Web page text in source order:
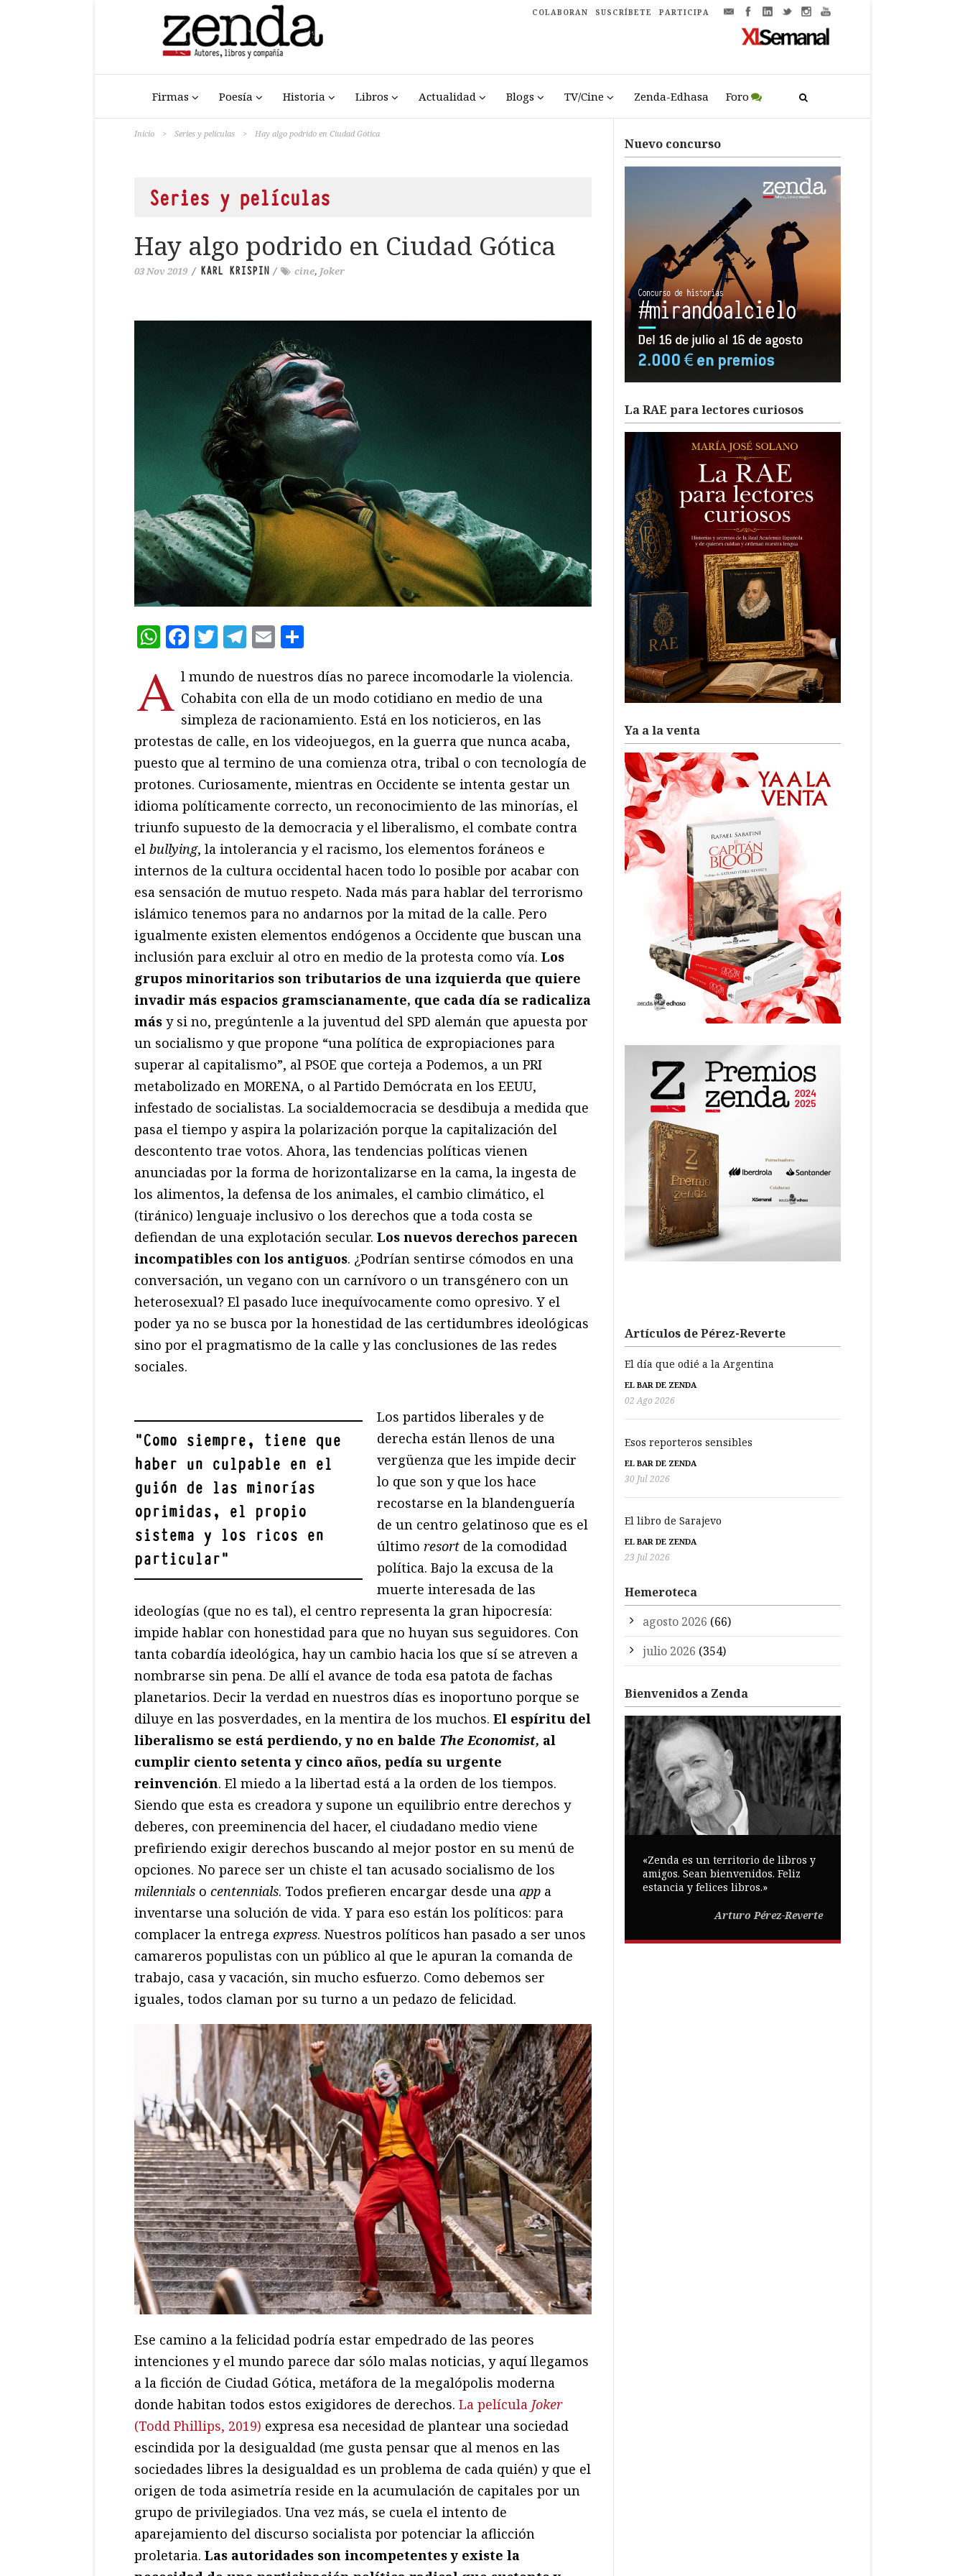
COLABORAN SUSCRÍBETE PARTICIPA
Firmas Poesía Historia Libros Actualidad Blogs TV/Cine Zenda-Edhasa Foro
Inicio > Series y películas > Hay algo podrido en Ciudad Gótica
Series y películas
Hay algo podrido en Ciudad Gótica
03 Nov 2019 / KARL KRISPIN / cine, Joker
WhatsApp
Facebook
Twitter
Telegram
Email
A l mundo de nuestros días no parece incomodarle la violencia.
Cohabita con ella de un modo cotidiano en medio de una
simpleza de racionamiento. Está en los noticieros, en las
protestas de calle, en los videojuegos, en la guerra que nunca acaba,
puesto que al termino de una comienza otra, tribal o con tecnología de
protones. Curiosamente, mientras en Occidente se intenta gestar un
idioma políticamente correcto, un reconocimiento de las minorías, el
triunfo supuesto de la democracia y el liberalismo, el combate contra
el bullying, la intolerancia y el racismo, los elementos foráneos e
internos de la cultura occidental hacen todo lo posible por acabar con
esa sensación de mutuo respeto. Nada más para hablar del terrorismo
islámico tenemos para no andarnos por la mitad de la calle. Pero
igualmente existen elementos endógenos a Occidente que buscan una
inclusión para excluir al otro en medio de la protesta como vía. Los
grupos minoritarios son tributarios de una izquierda que quiere
invadir más espacios gramscianamente, que cada día se radicaliza
más y si no, pregúntenle a la juventud del SPD alemán que apuesta por
un socialismo y que propone “una política de expropiaciones para
superar al capitalismo”, al PSOE que corteja a Podemos, a un PRI
metabolizado en MORENA, o al Partido Demócrata en los EEUU,
infestado de socialistas. La socialdemocracia se desdibuja a medida que
pasa el tiempo y aspira la polarización porque la capitalización del
descontento trae votos. Ahora, las tendencias políticas vienen
anunciadas por la forma de horizontalizarse en la cama, la ingesta de
los alimentos, la defensa de los animales, el cambio climático, el
(tiránico) lenguaje inclusivo o los derechos que a toda costa se
defiendan de una explotación secular. Los nuevos derechos parecen
incompatibles con los antiguos. ¿Podrían sentirse cómodos en una
conversación, un vegano con un carnívoro o un transgénero con un
heterosexual? El pasado luce inequívocamente como opresivo. Y el
poder ya no se busca por la honestidad de las certidumbres ideológicas
sino por el pragmatismo de la calle y las conclusiones de las redes
sociales.
"Como siempre, tiene que
haber un culpable en el
guión de las minorías
oprimidas, el propio
sistema y los ricos en
particular"
Los partidos liberales y de
derecha están llenos de una
vergüenza que les impide decir
lo que son y que los hace
recostarse en la blandenguería
de un centro gelatinoso que es el
últimoresort de la comodidad
política. Bajo la excusa de la
muerte interesada de las
ideologías (que no es tal), el centro representa la gran hipocresía:
impide hablar con honestidad para que no huyan sus seguidores. Con
tanta cobardía ideológica, hay un cambio hacia los que sí se atreven a
nombrarse sin pena. De allí el avance de toda esa patota de fachas
planetarios. Decir la verdad en nuestros días es inoportuno porque se
diluye en las posverdades, en la mentira de los muchos. El espíritu del
liberalismo se está perdiendo, y no en balde The Economist, al
cumplir ciento setenta y cinco años, pedía su urgente
reinvención. El miedo a la libertad está a la orden de los tiempos.
Siendo que esta es creadora y supone un equilibrio entre derechos y
deberes, con preeminencia del hacer, el ciudadano medio viene
prefiriendo exigir derechos buscando al mejor postor en su menú de
opciones. No parece ser un chiste el tan acusado socialismo de los
milennials o centennials. Todos prefieren encargar desde una app a
inventarse una solución de vida. Y para eso están los políticos: para
complacer la entrega express. Nuestros políticos han pasado a ser unos
camareros populistas con un público al que le apuran la comanda de
trabajo, casa y vacación, sin mucho esfuerzo. Como debemos ser
iguales, todos claman por su turno a un pedazo de felicidad.
Ese camino a la felicidad podría estar empedrado de las peores
intenciones y el mundo parece dar sólo malas noticias, y aquí llegamos
a la ficción de Ciudad Gótica, metáfora de la megalópolis moderna
donde habitan todos estos exigidores de derechos. La película Joker
(Todd Phillips, 2019) expresa esa necesidad de plantear una sociedad
escindida por la desigualdad (me gusta pensar que al menos en las
sociedades libres la desigualdad es un problema de cada quién) y que el
origen de toda asimetría reside en la acumulación de capitales por un
grupo de privilegiados. Una vez más, se cuela el intento de
aparejamiento del discurso socialista por potenciar la aflicción
proletaria. Las autoridades son incompetentes y existe la
Nuevo concurso
La RAE para lectores curiosos
Ya a la venta
Artículos de Pérez-Reverte
El día que odié a la Argentina
EL BAR DE ZENDA
02 Ago 2026
Esos reporteros sensibles
EL BAR DE ZENDA
30 Jul 2026
El libro de Sarajevo
EL BAR DE ZENDA
23 Jul 2026
Hemeroteca
agosto 2026 (66)
julio 2026 (354)
Bienvenidos a Zenda
«Zenda es un territorio de libros y
amigos. Sean bienvenidos. Feliz
estancia y felices libros.»
Arturo Pérez-Reverte